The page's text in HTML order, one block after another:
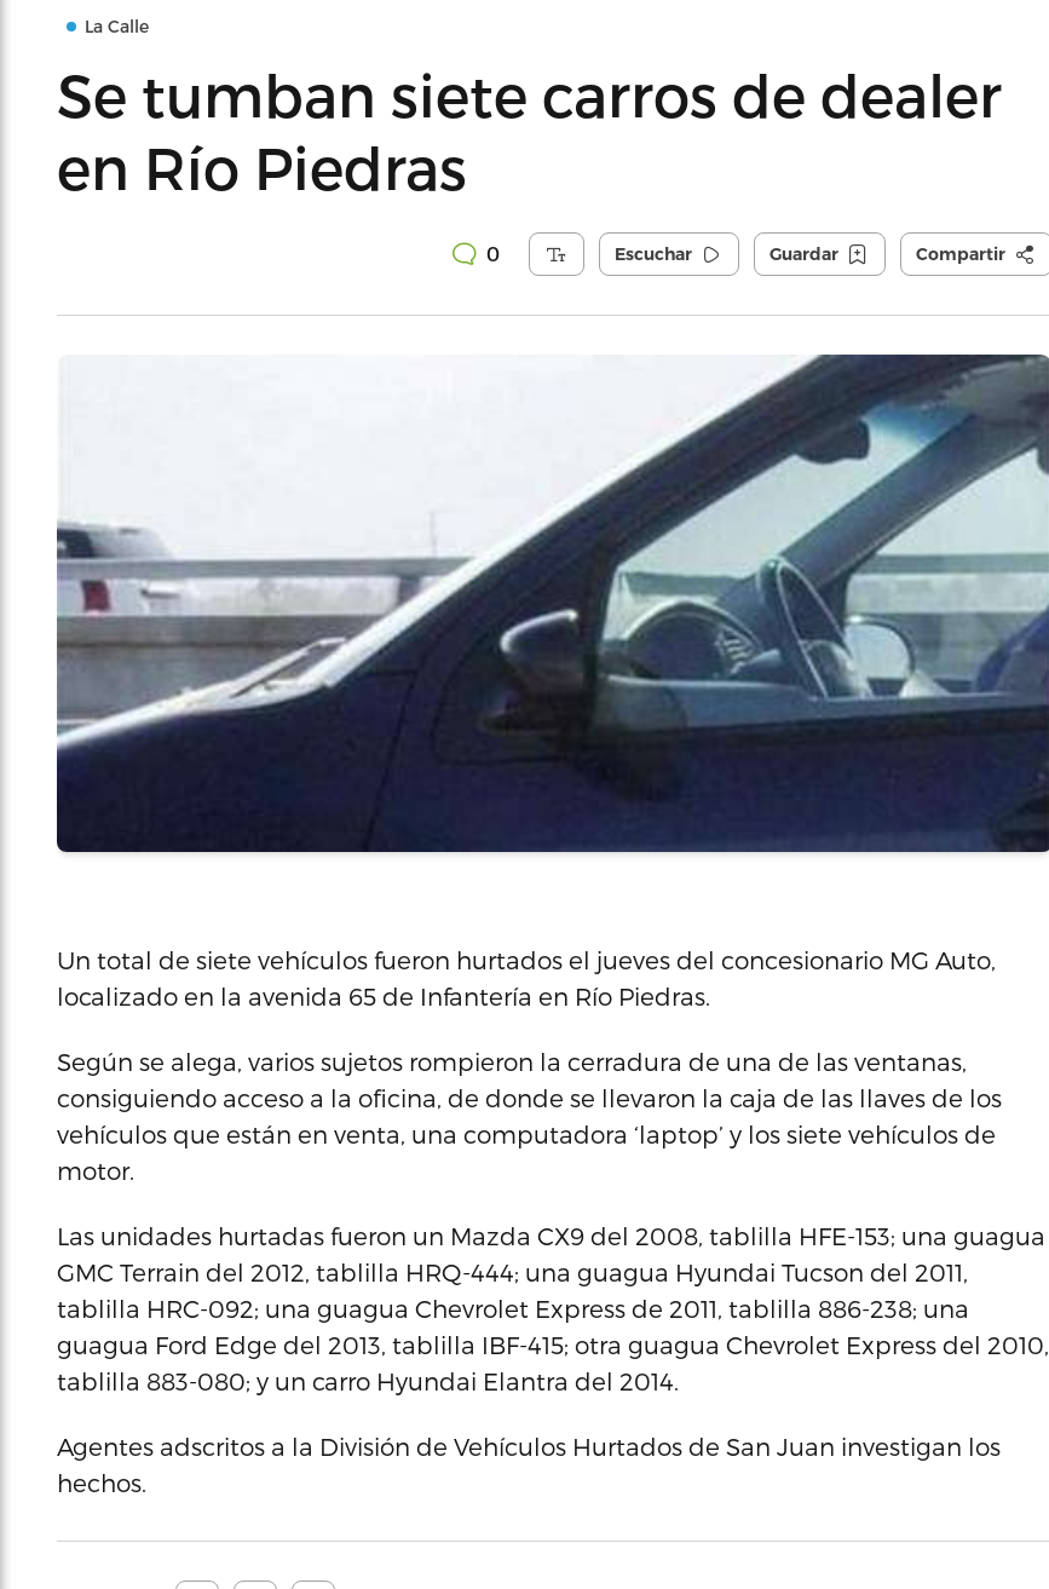
La Calle
Se tumban siete carros de dealer
en Río Piedras
0 Escuchar Guardar Compartir
Un total de siete vehículos fueron hurtados el jueves del concesionario MG Auto,
localizado en la avenida 65 de Infantería en Río Piedras.
Según se alega, varios sujetos rompieron la cerradura de una de las ventanas,
consiguiendo acceso a la oficina, de donde se llevaron la caja de las llaves de los
vehículos que están en venta, una computadora ‘laptop’ y los siete vehículos de
motor.
Las unidades hurtadas fueron un Mazda CX9 del 2008, tablilla HFE-153; una guagua
GMC Terrain del 2012, tablilla HRQ-444; una guagua Hyundai Tucson del 2011,
tablilla HRC-092; una guagua Chevrolet Express de 2011, tablilla 886-238; una
guagua Ford Edge del 2013, tablilla IBF-415; otra guagua Chevrolet Express del 2010,
tablilla 883-080; y un carro Hyundai Elantra del 2014.
Agentes adscritos a la División de Vehículos Hurtados de San Juan investigan los
hechos.